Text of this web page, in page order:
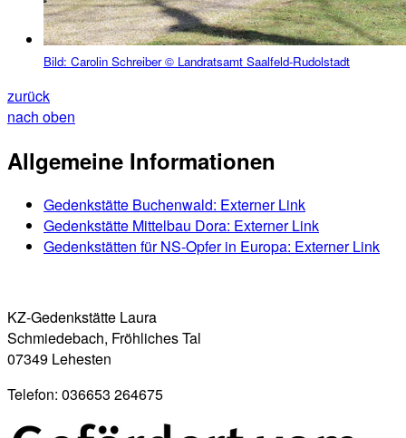
Bild: Carolin Schreiber © Landratsamt Saalfeld-Rudolstadt
zurück
nach oben
Allgemeine Informationen
Gedenkstätte Buchenwald: Externer Link
Gedenkstätte Mittelbau Dora: Externer Link
Gedenkstätten für NS-Opfer in Europa: Externer Link
KZ-Gedenkstätte Laura
Schmiedebach, Fröhliches Tal
07349 Lehesten
Telefon: 036653 264675